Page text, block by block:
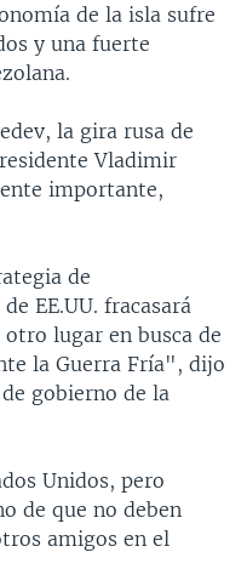
de la isla sufre
y una fuerte
la gira rusa de
Vladimir
importante,
de
EE.UU. fracasará
lugar en busca de
la Guerra Fría", dijo
gobierno de la
Unidos, pero
de que no deben
amigos en el